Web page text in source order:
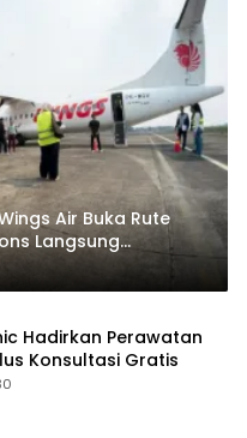
Air Buka Rute
Langsung
Hadirkan Perawatan
Konsultasi Gratis